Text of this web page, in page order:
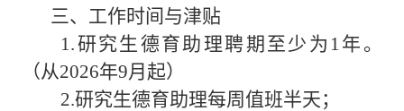
三、工作时间与津贴
1.研究生德育助理聘期至少为 1年 。
（从2026年9月起）
2.研究生德育助理每周值班半天；